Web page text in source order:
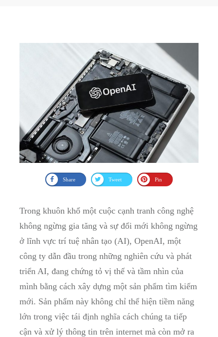
Share Tweet Pin
Trong khuôn khổ một cuộc cạnh tranh công nghệ
không ngừng gia tăng và sự đổi mới không ngừng
ở lĩnh vực trí tuệ nhân tạo (AI), OpenAI, một
công ty dẫn đầu trong những nghiên cứu và phát
triển AI, đang chứng tỏ vị thế và tầm nhìn của
mình bằng cách xây dựng một sản phẩm tìm kiếm
mới. Sản phẩm này không chỉ thể hiện tiềm năng
lớn trong việc tái định nghĩa cách chúng ta tiếp
cận và xử lý thông tin trên internet mà còn mở ra